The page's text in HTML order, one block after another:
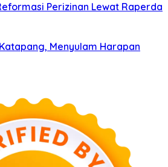
Perizinan Lewat Raperda
Menyulam Harapan